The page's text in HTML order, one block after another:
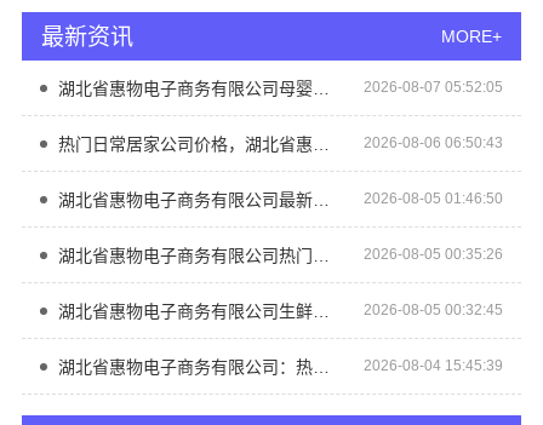
最新资讯 MORE+
湖北省惠物电子商务有限公司母婴厂家优缺点 2026-08-07 05:52:05
2026-08-06 06:50:43
湖北省惠物电子商务有限公司最新生鲜食品网站价格介绍 2026-08-05 01:46:50
2026-08-05 00:35:26
湖北省惠物电子商务有限公司生鲜食品软件功能解析 2026-08-05 00:32:45
湖北省惠物电子商务有限公司：热门家居百货平台优势详解 2026-08-04 15:45:39